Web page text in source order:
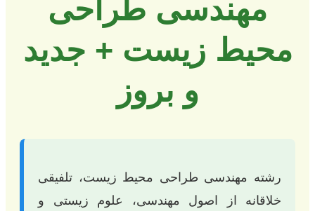
مهندسی طراحی
محیط زیست + جدید
و بروز
رشته مهندسی طراحی محیط زیست، تلفیقی
خلاقانه از اصول مهندسی، علوم زیستی و